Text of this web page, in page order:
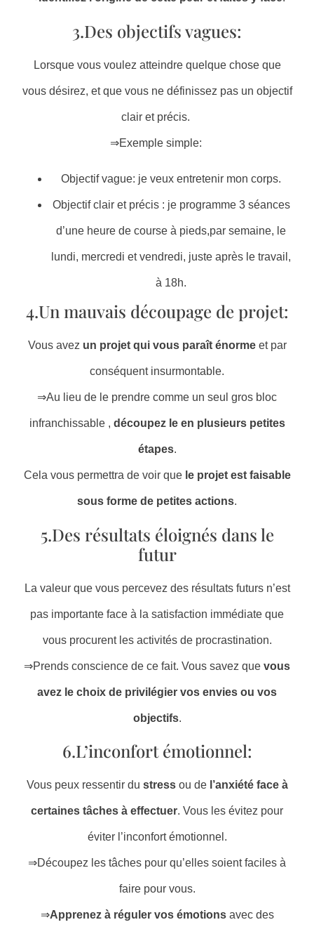
3.Des objectifs vagues:
Lorsque vous voulez atteindre quelque chose que
vous désirez, et que vous ne définissez pas un objectif
clair et précis.
⇒Exemple simple:
Objectif vague: je veux entretenir mon corps.
Objectif clair et précis : je programme 3 séances
d’une heure de course à pieds,par semaine, le
lundi, mercredi et vendredi, juste après le travail,
à 18h.
4.Un mauvais découpage de projet:
Vous avez un projet qui vous paraît énormeet par
conséquent insurmontable.
⇒Au lieu de le prendre comme un seul gros bloc
infranchissable , découpez le en plusieurs petites
étapes.
Cela vous permettra de voir que le projet est faisable
sous forme de petites actions.
5.Des résultats éloignés dans le
futur
La valeur que vous percevez des résultats futurs n’est
pas importante face à la satisfaction immédiate que
vous procurent les activités de procrastination.
⇒Prends conscience de ce fait. Vous savez que vous
avez le choix de privilégier vos envies ou vos
objectifs.
6.L’inconfort émotionnel:
Vous peux ressentir du stressou de l’anxiété face à
certaines tâches à effectuer. Vous les évitez pour
éviter l’inconfort émotionnel.
⇒Découpez les tâches pour qu’elles soient faciles à
faire pour vous.
⇒Apprenez à réguler vos émotionsavec des